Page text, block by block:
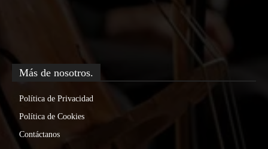
Más de nosotros.
Política de Privacidad
Política de Cookies
Contáctanos